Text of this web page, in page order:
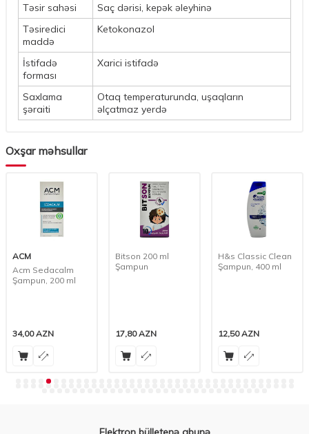
Təsir sahəsi
Saç dərisi, kepək əleyhinə
Təsiredici
maddə
Ketokonazol
İstifadə
forması
Xarici istifadə
Saxlama
şəraiti
Otaq temperaturunda, uşaqların
əlçatmaz yerdə
Oxşar məhsullar
ACM
Acm Sedacalm
Şampun, 200 ml
34,00AZN
Bitson 200 ml
Şampun
17,80AZN
H&s Classic Clean
Şampun, 400 ml
12,50AZN